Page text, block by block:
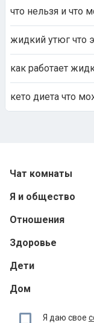
что нельзя и что
жидкий утюг что
как работает
кето диета что
Чат комнаты
Я и общество
Отношения
Здоровье
Дети
Дом
Я даю свое